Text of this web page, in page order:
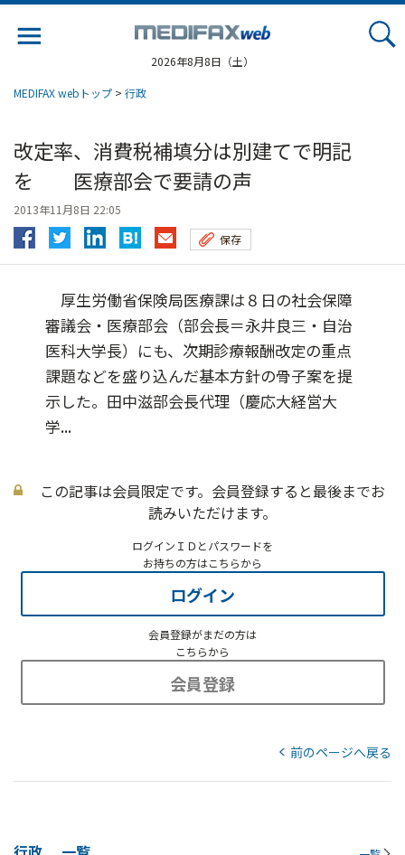
2026年8月8日（土）
MEDIFAX webトップ > 行政
改定率、消費税補填分は別建てで明記
を 医療部会で要請の声
2013年11月8日 22:05
保存
厚生労働省保険局医療課は８日の社会保障
審議会・医療部会（部会長＝永井良三・自治
医科大学長）にも、次期診療報酬改定の重点
課題などを盛り込んだ基本方針の骨子案を提
示した。田中滋部会長代理（慶応大経営大
学...
この記事は会員限定です。会員登録すると最後までお
読みいただけます。
ログインＩＤとパスワードを
お持ちの方はこちらから
ログイン
会員登録がまだの方は
こちらから
会員登録
前のページへ戻る